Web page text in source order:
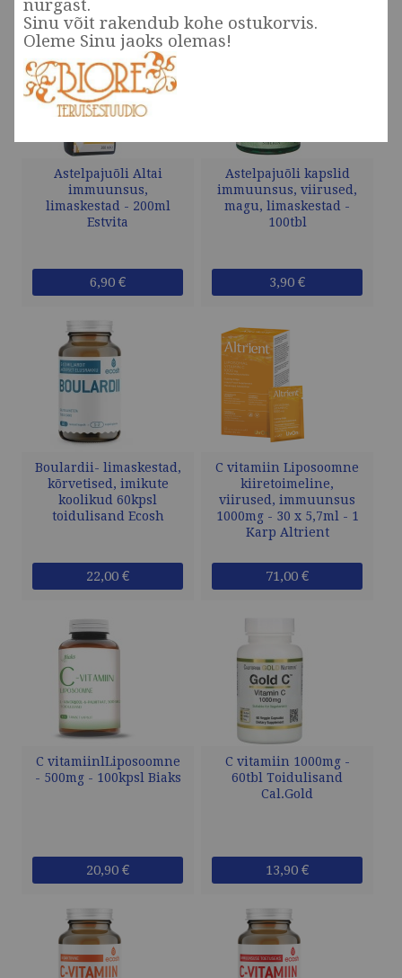
Astelpajuõli Altai
immuunsus,
limaskestad - 200ml
Estvita
6,90 €
Astelpajuõli kapslid
immuunsus, viirused,
magu, limaskestad -
100tbl
3,90 €
Boulardii- limaskestad,
kõrvetised, imikute
koolikud 60kpsl
toidulisand Ecosh
22,00 €
C vitamiin Liposoomne
kiiretoimeline,
viirused, immuunsus
1000mg - 30 x 5,7ml - 1
Karp Altrient
71,00 €
C vitamiinlLiposoomne
- 500mg - 100kpsl Biaks
20,90 €
C vitamiin 1000mg -
60tbl Toidulisand
Cal.Gold
13,90 €
nurgast.
Sinu võit rakendub kohe ostukorvis.
Oleme Sinu jaoks olemas!